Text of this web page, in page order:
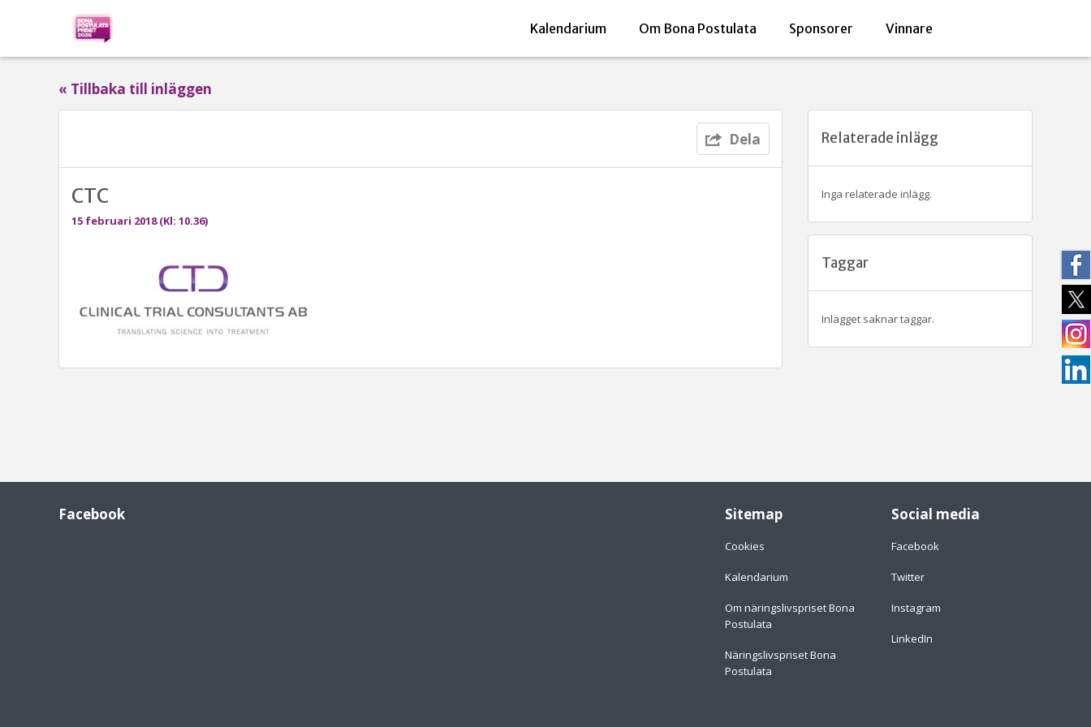
Kalendarium Om Bona Postulata Sponsorer Vinnare
« Tillbaka till inläggen
Dela
CTC
15 februari 2018 (Kl: 10.36)
Relaterade inlägg
Inga relaterade inlägg.
Taggar
Inlägget saknar taggar.
Facebook Sitemap
Cookies
Kalendarium
Om näringslivspriset Bona
Postulata
Näringslivspriset Bona
Postulata
Social media
Facebook
Twitter
Instagram
LinkedIn